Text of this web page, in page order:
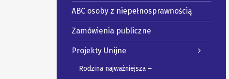
ABC osoby z niepełnosprawnością
Zamówienia publiczne
Projekty Unijne
Rodzina najważniejsza –